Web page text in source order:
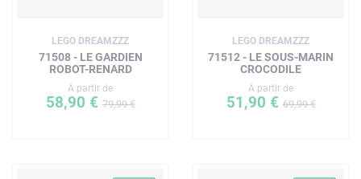
LEGO DREAMZZZ
71508 - LE GARDIEN
ROBOT-RENARD
A partir de
58,90 €79,99 €
LEGO DREAMZZZ
71512 - LE SOUS-MARIN
CROCODILE
A partir de
51,90 €69,99 €